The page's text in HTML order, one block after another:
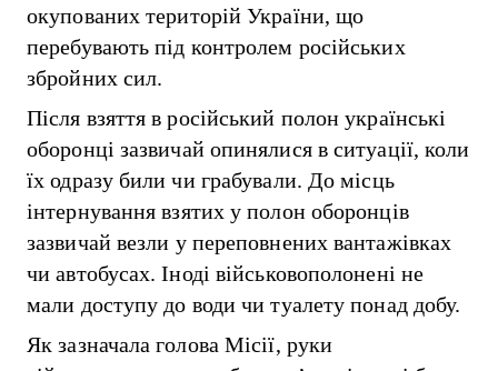
окупованих територій України, що
перебувають під контролем російських
збройних сил.
Після взяття в російський полон українські
оборонці зазвичай опинялися в ситуації, коли
їх одразу били чи грабували. До місць
інтернування взятих у полон оборонців
зазвичай везли у переповнених вантажівках
чи автобусах. Іноді військовополонені не
мали доступу до води чи туалету понад добу.
Як зазначала голова Місії, руки